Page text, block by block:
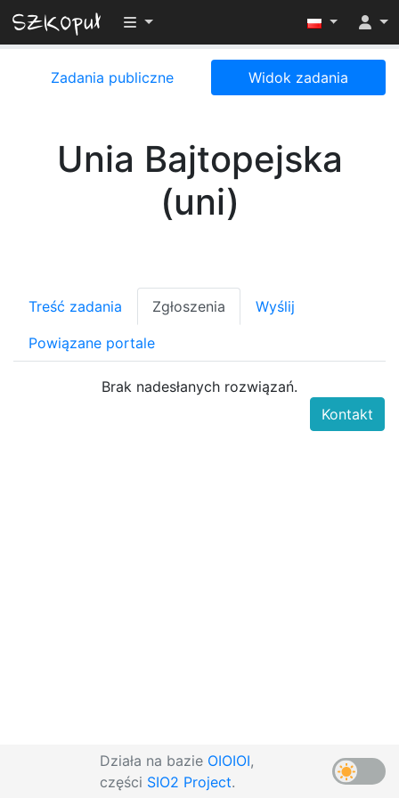
Przełącz widoczność menu
Zadania publiczne Widok zadania
Unia Bajtopejska
(uni)
Treść zadania Zgłoszenia Wyślij
Powiązane portale
Brak nadesłanych rozwiązań.
Działa na bazie OIOIOI,
części SIO2 Project.
Kontakt